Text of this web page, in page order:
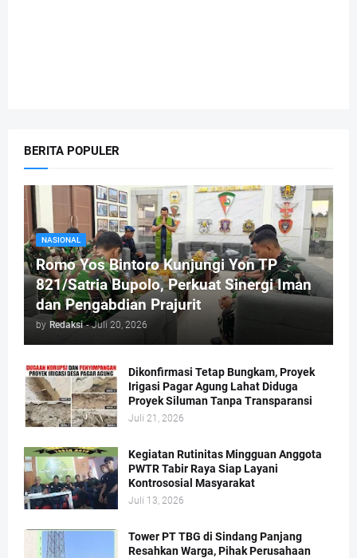
BERITA POPULER
NASIONAL
Romo Yos Bintoro Kunjungi Yon TP
821/Satria Bupolo, Perkuat Sinergi Iman
dan Pengabdian Prajurit
by Redaksi - Juli 20, 2026
Dikonfirmasi Tetap Bungkam, Proyek
Irigasi Pagar Agung Lahat Diduga
Proyek Siluman Tanpa Transparansi
Juli 21, 2026
Kegiatan Rutinitas Mingguan Anggota
PWTR Tabir Raya Siap Layani
Kontrososial Masyarakat
Juli 13, 2026
Tower PT TBG di Sindang Panjang
Resahkan Warga, Pihak Perusahaan